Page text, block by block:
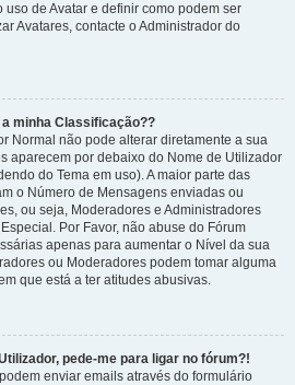
de Avatar e definir como podem ser
Avatares, contacte o Administrador do
minha Classificação??
Normal não pode alterar diretamente a sua
aparecem por debaixo do Nome de Utilizador
do Tema em uso). A maior parte das
o Número de Mensagens enviadas ou
ou seja, Moderadores e Administradores
Por Favor, não abuse do Fórum
apenas para aumentar o Nível da sua
ou Moderadores podem tomar alguma
que está a ter atitudes abusivas.
pede-me para ligar no fórum?!
enviar emails através do formulário